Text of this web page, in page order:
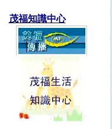
茂福知識中心